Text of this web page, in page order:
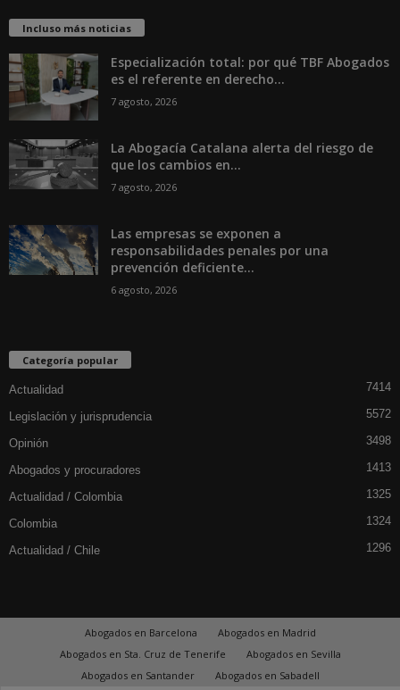
Incluso más noticias
Especialización total: por qué TBF Abogados
es el referente en derecho...
7 agosto, 2026
La Abogacía Catalana alerta del riesgo de
que los cambios en...
7 agosto, 2026
Las empresas se exponen a
responsabilidades penales por una
prevención deficiente...
6 agosto, 2026
Categoría popular
Actualidad 7414
Legislación y jurisprudencia 5572
Opinión 3498
Abogados y procuradores 1413
Actualidad / Colombia 1325
Colombia 1324
Actualidad / Chile 1296
Abogados en Barcelona
Abogados en Madrid
Abogados en Sta. Cruz de Tenerife
Abogados en Sevilla
Abogados en Santander
Abogados en Sabadell